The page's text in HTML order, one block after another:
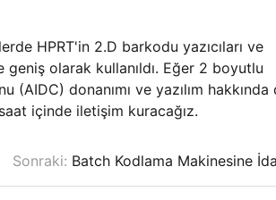
HPRT'in 2.D barkodu yazıcıları ve
geniş olarak kullanıldı. Eğer 2 boyutlu
donanımı ve yazılım hakkında
içinde iletişim kuracağız.
Sonraki: Batch Kodlama Makinesine